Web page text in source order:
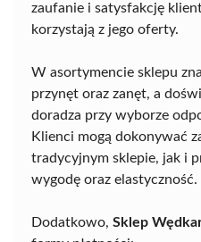
zaufanie i satysfakcję
korzystają z jego oferty.
W asortymencie sklepu
przynęt oraz zanęt, a
doradza przy wyborze
Klienci mogą dokonywać
tradycyjnym sklepie, jak i
wygodę oraz elastyczność.
Dodatkowo, Sklep